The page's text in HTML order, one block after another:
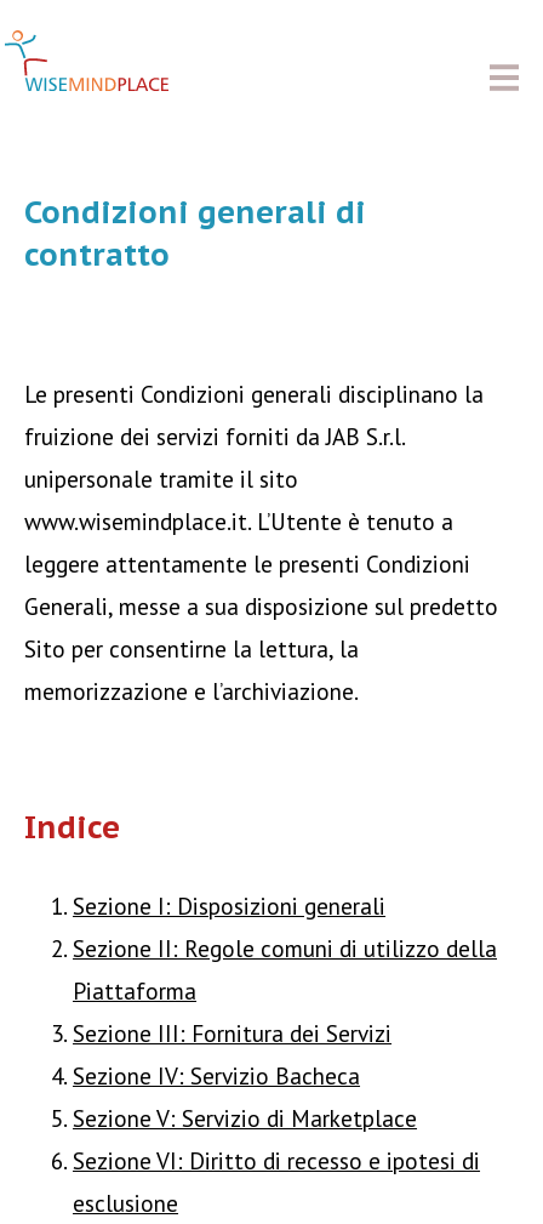
Condizioni generali di
contratto
Le presenti Condizioni generali disciplinano la
fruizione dei servizi forniti da JAB S.r.l.
unipersonale tramite il sito
www.wisemindplace.it. L’Utente è tenuto a
leggere attentamente le presenti Condizioni
Generali, messe a sua disposizione sul predetto
Sito per consentirne la lettura, la
memorizzazione e l’archiviazione.
Indice
Sezione I: Disposizioni generali
Sezione II: Regole comuni di utilizzo della
Piattaforma
Sezione III: Fornitura dei Servizi
Sezione IV: Servizio Bacheca
Sezione V: Servizio di Marketplace
Sezione VI: Diritto di recesso e ipotesi di
esclusione